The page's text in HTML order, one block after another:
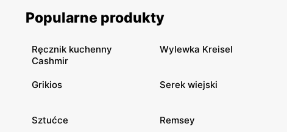
Popularne produkty
Ręcznik kuchenny
Cashmir
Wylewka Kreisel
Grikios Serek wiejski
Sztućce Remsey